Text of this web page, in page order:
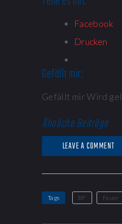
Facebook
Drucken
Gefällt mir:
Gefällt mirWird
Ähnliche Beiträge
LEAVE A COMMENT
Tags BF Feuer